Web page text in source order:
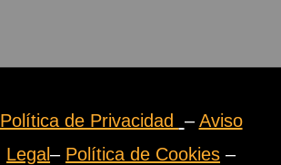
Política de Privacidad –Aviso
Legal– Política de Cookies –